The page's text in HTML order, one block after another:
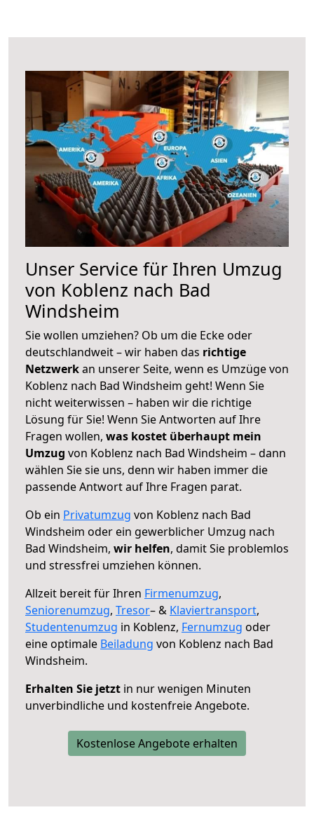
Unser Service für Ihren Umzug
von Koblenz nach Bad
Windsheim
Sie wollen umziehen? Ob um die Ecke oder
deutschlandweit – wir haben das richtige
Netzwerkan unserer Seite, wenn es Umzüge von
Koblenz nach Bad Windsheim geht! Wenn Sie
nicht weiterwissen – haben wir die richtige
Lösung für Sie! Wenn Sie Antworten auf Ihre
Fragen wollen, was kostet überhaupt mein
Umzug von Koblenz nach Bad Windsheim – dann
wählen Sie sie uns, denn wir haben immer die
passende Antwort auf Ihre Fragen parat.
Ob ein Privatumzug von Koblenz nach Bad
Windsheim oder ein gewerblicher Umzug nach
Bad Windsheim, wir helfen, damit Sie problemlos
und stressfrei umziehen können.
Allzeit bereit für Ihren Firmenumzug,
Seniorenumzug, Tresor– & Klaviertransport,
Studentenumzug in Koblenz, Fernumzug oder
eine optimale Beiladung von Koblenz nach Bad
Windsheim.
Erhalten Sie jetzt in nur wenigen Minuten
unverbindliche und kostenfreie Angebote.
Kostenlose Angebote erhalten